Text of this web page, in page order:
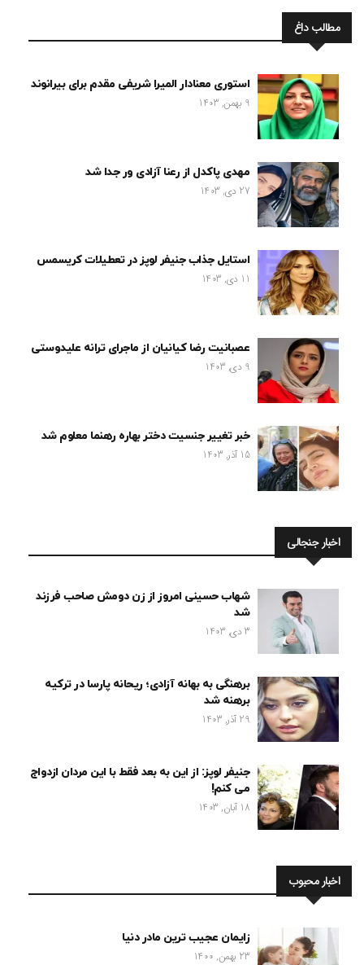
مطالب داغ
استوری معنادار المیرا شریفی مقدم برای بیرانوند
9 بهمن, 1403
مهدی پاکدل از رعنا آزادی ور جدا شد
27 دی, 1403
استایل جذاب جنیفر لوپز در تعطیلات کریسمس
11 دی, 1403
عصبانیت رضا کیانیان از ماجرای ترانه علیدوستی
9 دی, 1403
خبر تغییر جنسیت دختر بهاره رهنما معلوم شد
15 آذر, 1403
اخبار جنجالی
شهاب حسینی امروز از زن دومش صاحب فرزند
شد
3 دی, 1403
برهنگی به بهانه آزادی؛ ریحانه پارسا در ترکیه
برهنه شد
29 آذر, 1403
جنیفر لوپز: از این به بعد فقط با این مردان ازدواج
می کنم!
18 آبان, 1403
اخبار محبوب
زایمان عجیب ترین مادر دنیا
23 بهمن, 1400